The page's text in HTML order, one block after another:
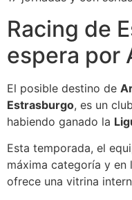
Racing de
espera por
El posible destino de
Estrasburgo, es un
habiendo ganado la
Esta temporada, el
máxima categoría y en
ofrece una vitrina